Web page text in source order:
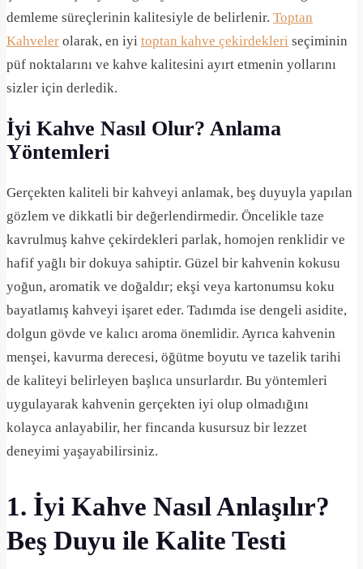
demleme süreçlerinin kalitesiyle de belirlenir. Toptan
Kahveler olarak, en iyi toptan kahve çekirdekleri seçiminin
püf noktalarını ve kahve kalitesini ayırt etmenin yollarını
sizler için derledik.
İyi Kahve Nasıl Olur? Anlama
Yöntemleri
Gerçekten kaliteli bir kahveyi anlamak, beş duyuyla yapılan
gözlem ve dikkatli bir değerlendirmedir. Öncelikle taze
kavrulmuş kahve çekirdekleri parlak, homojen renklidir ve
hafif yağlı bir dokuya sahiptir. Güzel bir kahvenin kokusu
yoğun, aromatik ve doğaldır; ekşi veya kartonumsu koku
bayatlamış kahveyi işaret eder. Tadımda ise dengeli asidite,
dolgun gövde ve kalıcı aroma önemlidir. Ayrıca kahvenin
menşei, kavurma derecesi, öğütme boyutu ve tazelik tarihi
de kaliteyi belirleyen başlıca unsurlardır. Bu yöntemleri
uygulayarak kahvenin gerçekten iyi olup olmadığını
kolayca anlayabilir, her fincanda kusursuz bir lezzet
deneyimi yaşayabilirsiniz.
1. İyi Kahve Nasıl Anlaşılır?
Beş Duyu ile Kalite Testi